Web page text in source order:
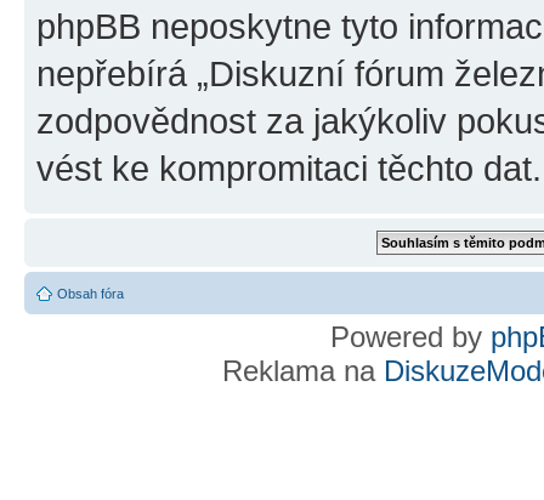
phpBB neposkytne tyto
nepřebírá „Diskuzní fórum
zodpovědnost za jakýkoliv
vést ke kompromitaci těchto dat.
Obsah fóra
Powered by
Reklama na